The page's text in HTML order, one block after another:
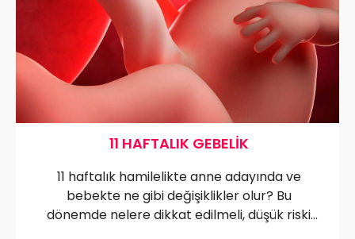
11 HAFTALIK GEBELIK
11 haftalık hamilelikte anne adayında ve
bebekte ne gibi değişiklikler olur? Bu
dönemde nelere dikkat edilmeli, düşük riski